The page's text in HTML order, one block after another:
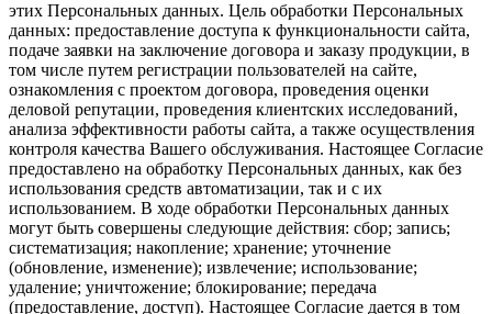
этих Персональных данных. Цель обработки Персональных
данных: предоставление доступа к функциональности сайта,
подаче заявки на заключение договора и заказу продукции, в
том числе путем регистрации пользователей на сайте,
ознакомления с проектом договора, проведения оценки
деловой репутации, проведения клиентских исследований,
анализа эффективности работы сайта, а также осуществления
контроля качества Вашего обслуживания. Настоящее Согласие
предоставлено на обработку Персональных данных, как без
использования средств автоматизации, так и с их
использованием. В ходе обработки Персональных данных
могут быть совершены следующие действия: сбор; запись;
систематизация; накопление; хранение; уточнение
(обновление, изменение); извлечение; использование;
удаление; уничтожение; блокирование; передача
(предоставление, доступ). Настоящее Согласие дается в том